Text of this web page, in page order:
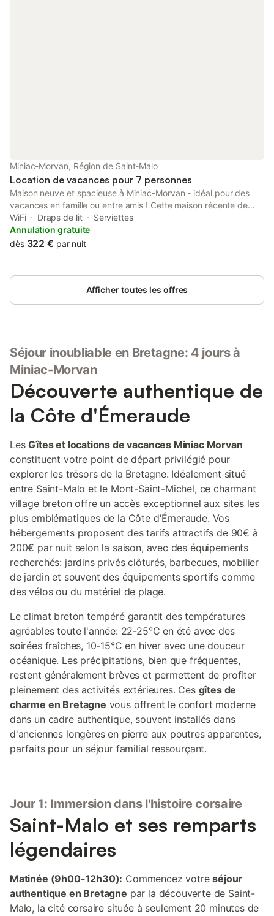
Miniac-Morvan, Région de Saint-Malo
Location de vacances pour 7 personnes
Maison neuve et spacieuse à Miniac-Morvan - idéal pour des
vacances en famille ou entre amis ! Cette maison récente de
deux étages, pouvant accueillir confortablement 6 à 7
personnes, dans un quartier calme et paisible. Parfaite pour les
familles ou les groupes souhaitant découvrir la beauté de la
voiture, pour des journées de plage et de détente. Saint-Malo :
découvrez la célèbre Cité Corsaire en 20 minutes de route.
Dinan : son centre historique se trouve à 15 minutes, idéal pour
moderne dans un environnement paisible, à proximité de
destinations incontournables pour des vacances inoubliables en
Bretagne.
WiFi Draps de lit
Serviettes
Annulation gratuite
dès 322 € par nuit
Afficher toutes les offres
Séjour inoubliable en Bretagne: 4 jours à
Miniac-Morvan
Découverte authentique de
la Côte d'Émeraude
LesGîtes et locations de vacances Miniac Morvan
constituent votre point de départ privilégié pour
explorer les trésors de la Bretagne. Idéalement situé
entre Saint-Malo et le Mont-Saint-Michel, ce charmant
village breton offre un accès exceptionnel aux sites les
plus emblématiques de la Côte d'Émeraude. Vos
hébergements proposent des tarifs attractifs de 90€ à
200€ par nuit selon la saison, avec des équipements
recherchés: jardins privés clôturés, barbecues, mobilier
de jardin et souvent des équipements sportifs comme
des vélos ou du matériel de plage.
Le climat breton tempéré garantit des températures
agréables toute l'année: 22-25°C en été avec des
soirées fraîches, 10-15°C en hiver avec une douceur
océanique. Les précipitations, bien que fréquentes,
restent généralement brèves et permettent de profiter
pleinement des activités extérieures. Ces gîtes de
charme en Bretagne vous offrent le confort moderne
dans un cadre authentique, souvent installés dans
d'anciennes longères en pierre aux poutres apparentes,
parfaits pour un séjour familial ressourçant.
Jour 1: Immersion dans l'histoire corsaire
Saint-Malo et ses remparts
légendaires
Matinée (9h00-12h30): Commencez votreséjour
authentique en Bretagne par la découverte de Saint-
Malo, la cité corsaire située à seulement 20 minutes de